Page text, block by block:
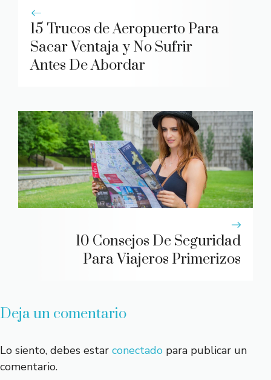
15 Trucos de Aeropuerto Para
Sacar Ventaja y No Sufrir
Antes De Abordar
10 Consejos De Seguridad
Para Viajeros Primerizos
Deja un comentario
Lo siento, debes estar conectado para publicar un
comentario.